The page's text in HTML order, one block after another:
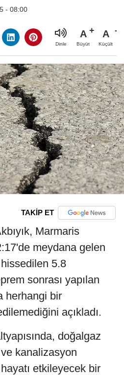
- 08:00
Dinle
A
Büyüt
A
Küçült
TAKİP ET
Marmaris
meydana gelen
5.8
sonrası yapılan
herhangi bir
açıkladı.
doğalgaz
kanalizasyon
etkileyecek bir